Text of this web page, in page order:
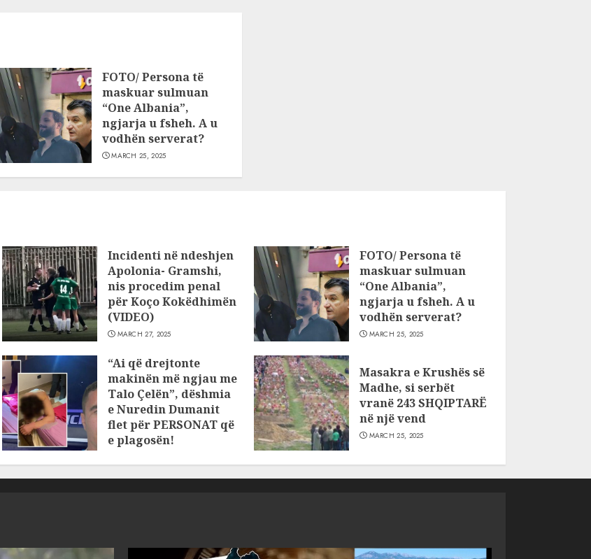
FOTO/ Persona të
maskuar sulmuan
“One Albania”,
ngjarja u fsheh. A u
vodhën serverat?
MARCH 25, 2025
Incidenti në ndeshjen
Apolonia- Gramshi,
nis procedim penal
për Koço Kokëdhimën
(VIDEO)
MARCH 27, 2025
FOTO/ Persona të
maskuar sulmuan
“One Albania”,
ngjarja u fsheh. A u
vodhën serverat?
MARCH 25, 2025
“Ai që drejtonte
makinën më ngjau me
Talo Çelën”, dëshmia
e Nuredin Dumanit
flet për PERSONAT që
e plagosën!
Masakra e Krushës së
Madhe, si serbët
vranë 243 SHQIPTARË
në një vend
MARCH 25, 2025